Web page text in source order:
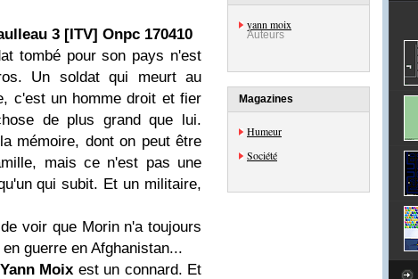
3 [ITV] Onpc 170410
tombé pour son pays n'est
Un soldat qui meurt au
c'est un homme droit et fier
de plus grand que lui.
mémoire, dont on peut être
mais ce n'est pas une
qui subit. Et un militaire,
voir que Morin n'a toujours
guerre en Afghanistan...
Yann Moix est un connard. Et
yann moix
Auteurs
Magazines
Humeur
Société